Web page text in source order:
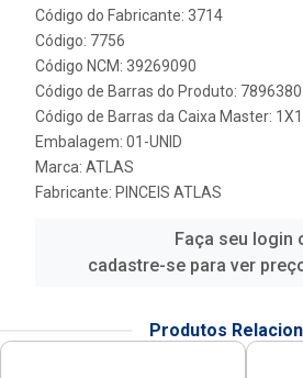
Código do Fabricante: 3714
Código: 7756
Código NCM: 39269090
Código de Barras do Produto:
Código de Barras da Caixa Master:
Embalagem: 01-UNID
Marca: ATLAS
Fabricante: PINCEIS ATLAS
Faça seu login
cadastre-se para ver
Produtos